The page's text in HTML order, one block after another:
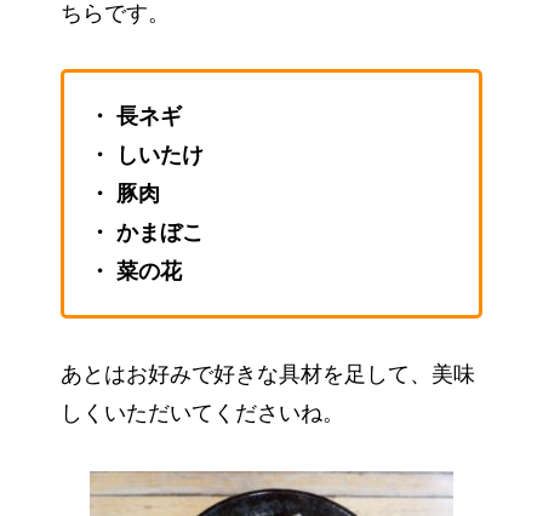
ちらです。
・ 長ネギ
・ しいたけ
・ 豚肉
・ かまぼこ
・ 菜の花
あとはお好みで好きな具材を足して、美味
しくいただいてくださいね。